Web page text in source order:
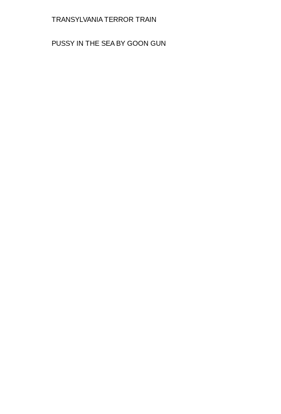
TRANSYLVANIA TERROR TRAIN
PUSSY IN THE SEA BY GOON GUN